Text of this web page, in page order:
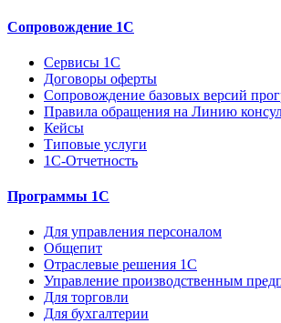
Сопровождение 1С
Сервисы 1С
Договоры оферты
Сопровождение базовых версий
Правила обращения на Линию
Кейсы
Типовые услуги
1С-Отчетность
Программы 1С
Для управления персоналом
Общепит
Отраслевые решения 1С
Управление производственным
Для торговли
Для бухгалтерии